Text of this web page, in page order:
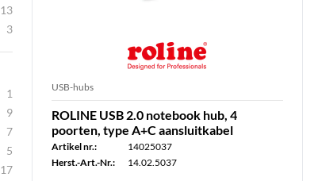
13
3
1
9
7
5
17
USB-hubs
ROLINE USB 2.0 notebook hub, 4
poorten, type A+C aansluitkabel
Artikel nr.:
14025037
Herst.-Art.-Nr.:
14.02.5037